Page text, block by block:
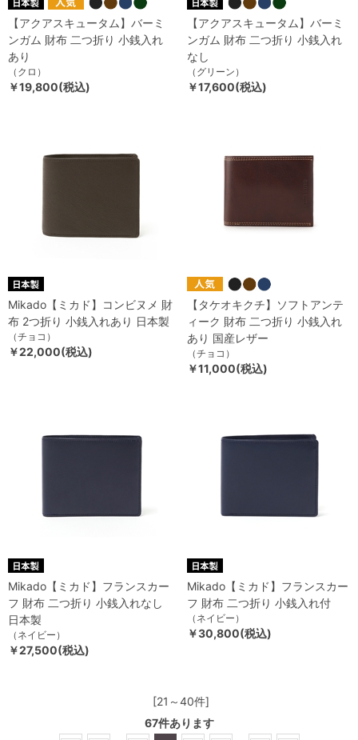
【アクアスキュータム】バーミ
ンガム 財布 二つ折り 小銭入れ
あり
（クロ）
￥19,800(税込)
【アクアスキュータム】バーミ
ンガム 財布 二つ折り 小銭入れ
なし
（グリーン）
￥17,600(税込)
Mikado【ミカド】コンビヌメ 財
布 2つ折り 小銭入れあり 日本製
（チョコ）
￥22,000(税込)
【タケオキクチ】ソフトアンテ
ィーク 財布 二つ折り 小銭入れ
あり 国産レザー
（チョコ）
￥11,000(税込)
Mikado【ミカド】フランスカー
フ 財布 二つ折り 小銭入れなし
日本製
（ネイビー）
￥27,500(税込)
Mikado【ミカド】フランスカー
フ 財布 二つ折り 小銭入れ付
（ネイビー）
￥30,800(税込)
[21～40件]
67件あります